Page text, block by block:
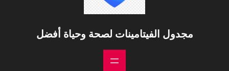
مجدول الفيتامينات لصحة وحياة أفضل